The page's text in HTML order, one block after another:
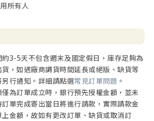
所有人
3-5天不包含週末及國定假日，庫存足夠為
，如遇廠商調貨時間延長或絕版、缺貨等
行通知。詳細請點選常見訂單問題 。
為訂單成立時，銀行預先授權金額，並未
單完成寄出當日將進行請款，實際請款金
金額，故如有更改訂單、缺貨或取消訂